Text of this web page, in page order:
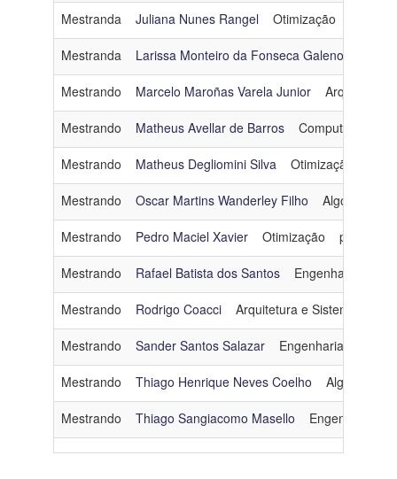
Mestranda Juliana Nunes Rangel Otimização
Mestranda Larissa Monteiro da Fonseca Galeno
Mestrando Marcelo Maroñas Varela Junior Arquitetura
Mestrando Matheus Avellar de Barros Computação
Mestrando Matheus Degliomini Silva Otimização
Mestrando Oscar Martins Wanderley Filho Algoritmos
Mestrando Pedro Maciel Xavier Otimização
Mestrando Rafael Batista dos Santos Engenharia de
Mestrando Rodrigo Coacci Arquitetura e Sistemas
Mestrando Sander Santos Salazar Engenharia de
Mestrando Thiago Henrique Neves Coelho Algoritmos
Mestrando Thiago Sangiacomo Masello Engenharia de